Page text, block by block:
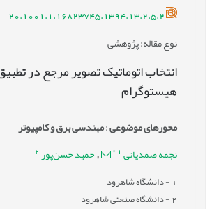
20.1001.1.16823745.1394.13.2.5.2
نوع مقاله: پژوهشی
انتخاب اتوماتیک تصویر مرجع در تطبیق
هیستوگرام
محورهای موضوعی:مهندسی برق و کامپیوتر
نجمه صمدیانی *
,حمید حسن‌پور 2
- دانشگاه شاهرود
2- دانشگاه صنعتی شاهرود